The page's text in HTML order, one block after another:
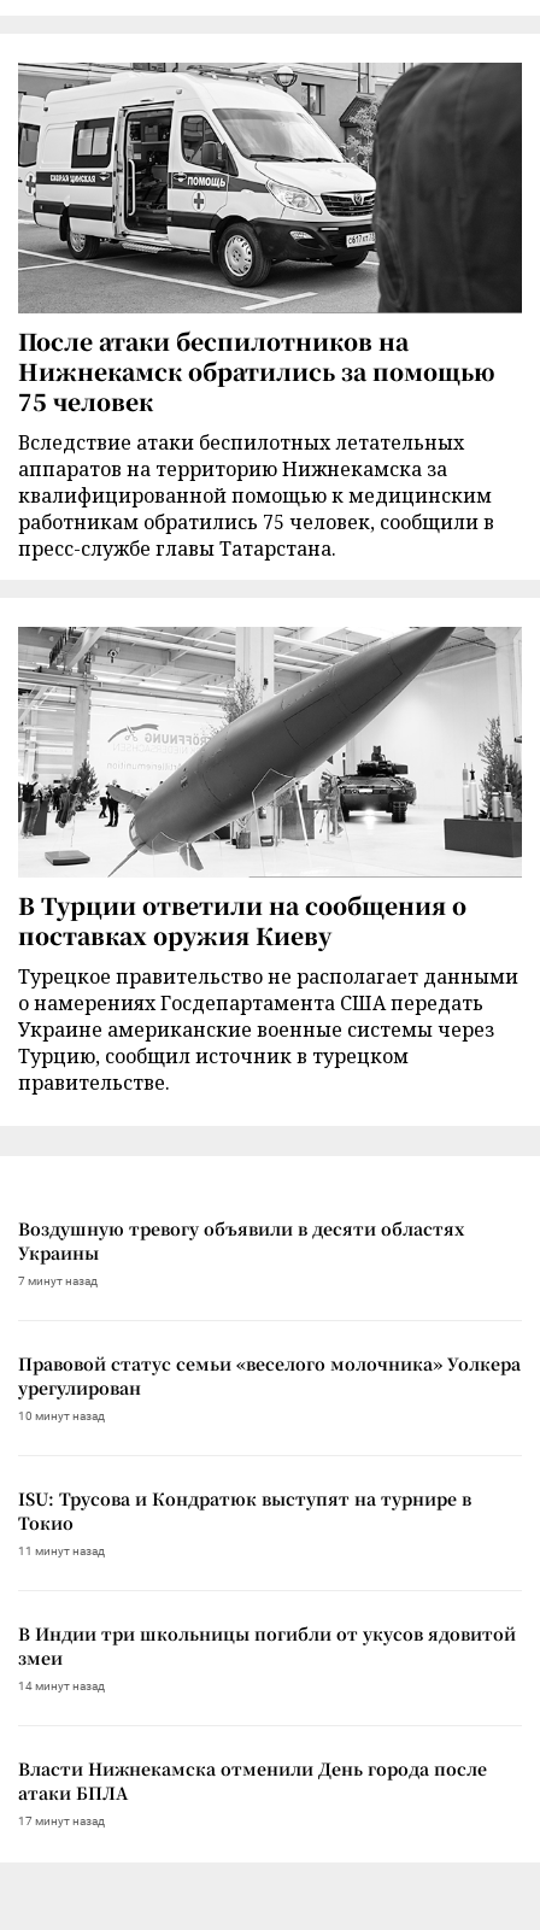
После атаки беспилотников на
Нижнекамск обратились за помощью
75 человек
Вследствие атаки беспилотных летательных
аппаратов на территорию Нижнекамска за
квалифицированной помощью к медицинским
работникам обратились 75 человек, сообщили в
пресс-службе главы Татарстана.
В Турции ответили на сообщения о
поставках оружия Киеву
Турецкое правительство не располагает данными
о намерениях Госдепартамента США передать
Украине американские военные системы через
Турцию, сообщил источник в турецком
правительстве.
Воздушную тревогу объявили в десяти областях
Украины
7 минут назад
Правовой статус семьи «веселого молочника» Уолкера
урегулирован
10 минут назад
ISU: Трусова и Кондратюк выступят на турнире в
Токио
11 минут назад
В Индии три школьницы погибли от укусов ядовитой
змеи
14 минут назад
Власти Нижнекамска отменили День города после
атаки БПЛА
17 минут назад